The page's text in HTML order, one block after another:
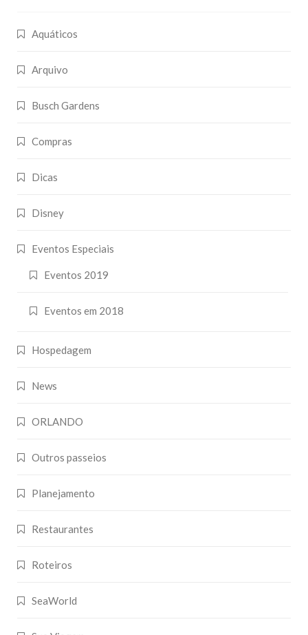
Aquáticos
Arquivo
Busch Gardens
Compras
Dicas
Disney
Eventos Especiais
Eventos 2019
Eventos em 2018
Hospedagem
News
ORLANDO
Outros passeios
Planejamento
Restaurantes
Roteiros
SeaWorld